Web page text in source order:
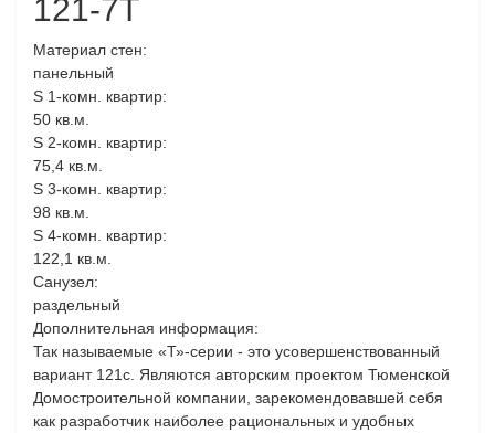
121-7Т
Материал стен:
панельный
S 1-комн. квартир:
50 кв.м.
S 2-комн. квартир:
75,4 кв.м.
S 3-комн. квартир:
98 кв.м.
S 4-комн. квартир:
122,1 кв.м.
Санузел:
раздельный
Дополнительная информация:
Так называемые «Т»-серии - это усовершенствованный
вариант 121с. Являются авторским проектом Тюменской
Домостроительной компании, зарекомендовавшей себя
как разработчик наиболее рациональных и удобных